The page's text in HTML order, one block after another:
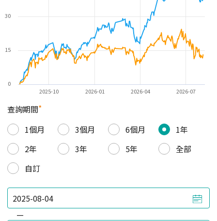
2025-10 2026-01 2026-04 2026-07
0
15
30
查詢期間*
1個月
3個月 6個月
1年
2年
3年 5年
全部
自訂
—